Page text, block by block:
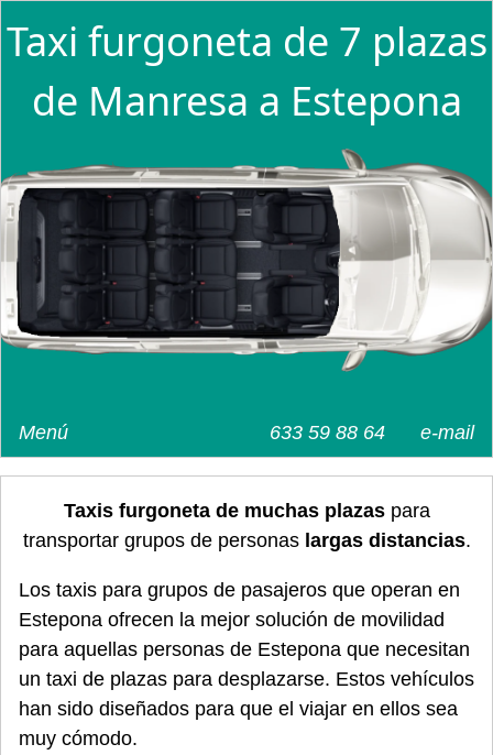
Taxi furgoneta de 7 plazas
de Manresa a Estepona
e-mail
633 59 88 64
Menú
Taxis furgoneta de muchas plazaspara
transportar grupos de personas largas distancias.
Los taxis para grupos de pasajeros que operan en
Estepona ofrecen la mejor solución de movilidad
para aquellas personas de Estepona que necesitan
un taxi de plazas para desplazarse. Estos vehículos
han sido diseñados para que el viajar en ellos sea
muy cómodo.